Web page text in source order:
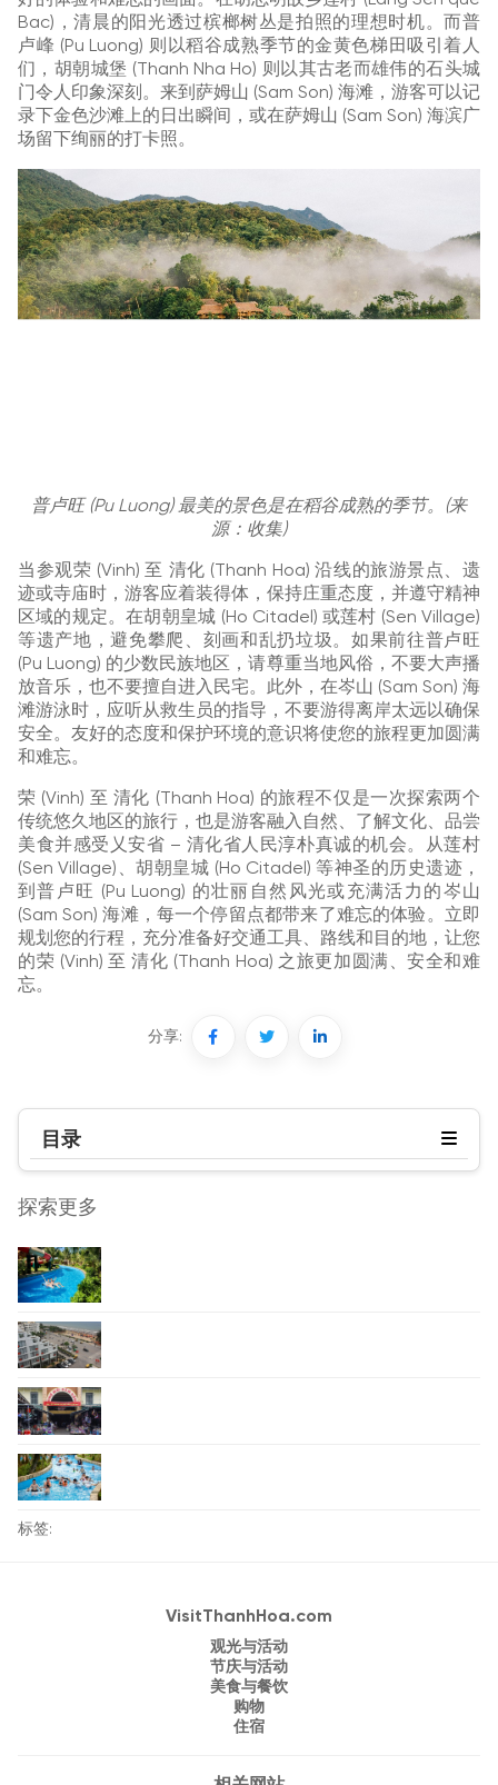
Bac)，清晨的阳光透过槟榔树丛是拍照的理想时机。而普
卢峰 (Pu Luong) 则以稻谷成熟季节的金黄色梯田吸引着人
们，胡朝城堡 (Thanh Nha Ho) 则以其古老而雄伟的石头城
门令人印象深刻。来到萨姆山 (Sam Son) 海滩，游客可以记
录下金色沙滩上的日出瞬间，或在萨姆山 (Sam Son) 海滨广
场留下绚丽的打卡照。
普卢旺 (Pu Luong) 最美的景色是在稻谷成熟的季节。(来
源：收集)
当参观荣 (Vinh) 至 清化 (Thanh Hoa) 沿线的旅游景点、遗
迹或寺庙时，游客应着装得体，保持庄重态度，并遵守精神
区域的规定。在胡朝皇城 (Ho Citadel) 或莲村 (Sen Village)
等遗产地，避免攀爬、刻画和乱扔垃圾。如果前往普卢旺
(Pu Luong) 的少数民族地区，请尊重当地风俗，不要大声播
放音乐，也不要擅自进入民宅。此外，在岑山 (Sam Son) 海
滩游泳时，应听从救生员的指导，不要游得离岸太远以确保
安全。友好的态度和保护环境的意识将使您的旅程更加圆满
和难忘。
荣 (Vinh) 至 清化 (Thanh Hoa) 的旅程不仅是一次探索两个
传统悠久地区的旅行，也是游客融入自然、了解文化、品尝
美食并感受乂安省 – 清化省人民淳朴真诚的机会。从莲村
(Sen Village)、胡朝皇城 (Ho Citadel) 等神圣的历史遗迹，
到普卢旺 (Pu Luong) 的壮丽自然风光或充满活力的岑山
(Sam Son) 海滩，每一个停留点都带来了难忘的体验。立即
规划您的行程，充分准备好交通工具、路线和目的地，让您
的荣 (Vinh) 至 清化 (Thanh Hoa) 之旅更加圆满、安全和难
忘。
分享:
目录
探索更多
标签:
VisitThanhHoa.com
观光与活动
节庆与活动
美食与餐饮
购物
住宿